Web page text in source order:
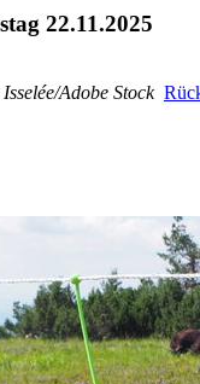
22.11.2025
Adobe Stock